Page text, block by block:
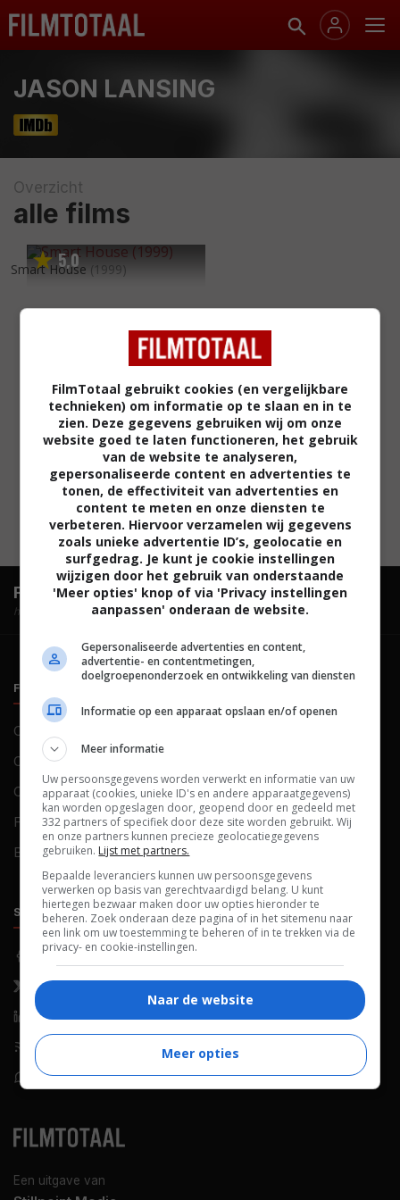
JASON LANSING
Overzicht
alle films
5,0
Smart House (1999)
FilmTotaal.Hét online filmoverzicht.
hosted by
Een uitgave van
FILMTOTAAL
Contact
Over ons
Colofon
FAQ
Blog
Cookies
Cookievoorkeuren
SOCIALS
Facebook
X (Twitter)
LinkedIn
RSS-feed
WhatsApp
ONTDEKKEN
Nieuws
Netflix
Films op tv
Bioscoop
FilmTotaal gebruikt cookies (en vergelijkbare
technieken) om informatie op te slaan en in te
zien. Deze gegevens gebruiken wij om onze
website goed te laten functioneren, het gebruik
van de website te analyseren,
gepersonaliseerde content en advertenties te
tonen, de effectiviteit van advertenties en
content te meten en onze diensten te
verbeteren. Hiervoor verzamelen wij gegevens
zoals unieke advertentie ID’s, geolocatie en
surfgedrag. Je kunt je cookie instellingen
wijzigen door het gebruik van onderstaande
'Meer opties' knop of via 'Privacy instellingen
aanpassen' onderaan de website.
Gepersonaliseerde advertenties en content,
advertentie- en contentmetingen,
doelgroepenonderzoek en ontwikkeling van diensten
Informatie op een apparaat opslaan en/of openen
Meer informatie
Uw persoonsgegevens worden verwerkt en informatie van uw
apparaat (cookies, unieke ID's en andere apparaatgegevens)
kan worden opgeslagen door, geopend door en gedeeld met
332 partners of specifiek door deze site worden gebruikt. Wij
en onze partners kunnen precieze geolocatiegegevens
gebruiken. Lijst met partners.
Bepaalde leveranciers kunnen uw persoonsgegevens
verwerken op basis van gerechtvaardigd belang. U kunt
hiertegen bezwaar maken door uw opties hieronder te
beheren. Zoek onderaan deze pagina of in het sitemenu naar
een link om uw toestemming te beheren of in te trekken via de
privacy- en cookie-instellingen.
Naar de website
Meer opties